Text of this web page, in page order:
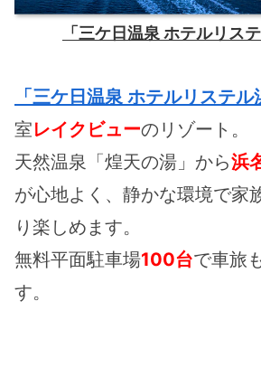
「三ケ日温泉 ホテルリス
「三ケ日温泉 ホテルリステル
室レイクビューのリゾート。
天然温泉「煌天の湯」から浜
が心地よく、静かな環境で家
り楽しめます。
無料平面駐車場100台で車旅
す。